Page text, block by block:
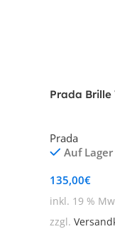
Prada Brille
Prada
Auf Lager
135,00€
inkl. 19 %
zzgl.